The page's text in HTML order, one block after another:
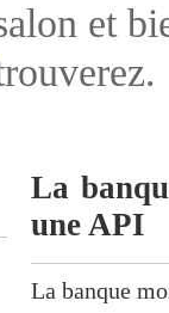
et
La
une API
La banque